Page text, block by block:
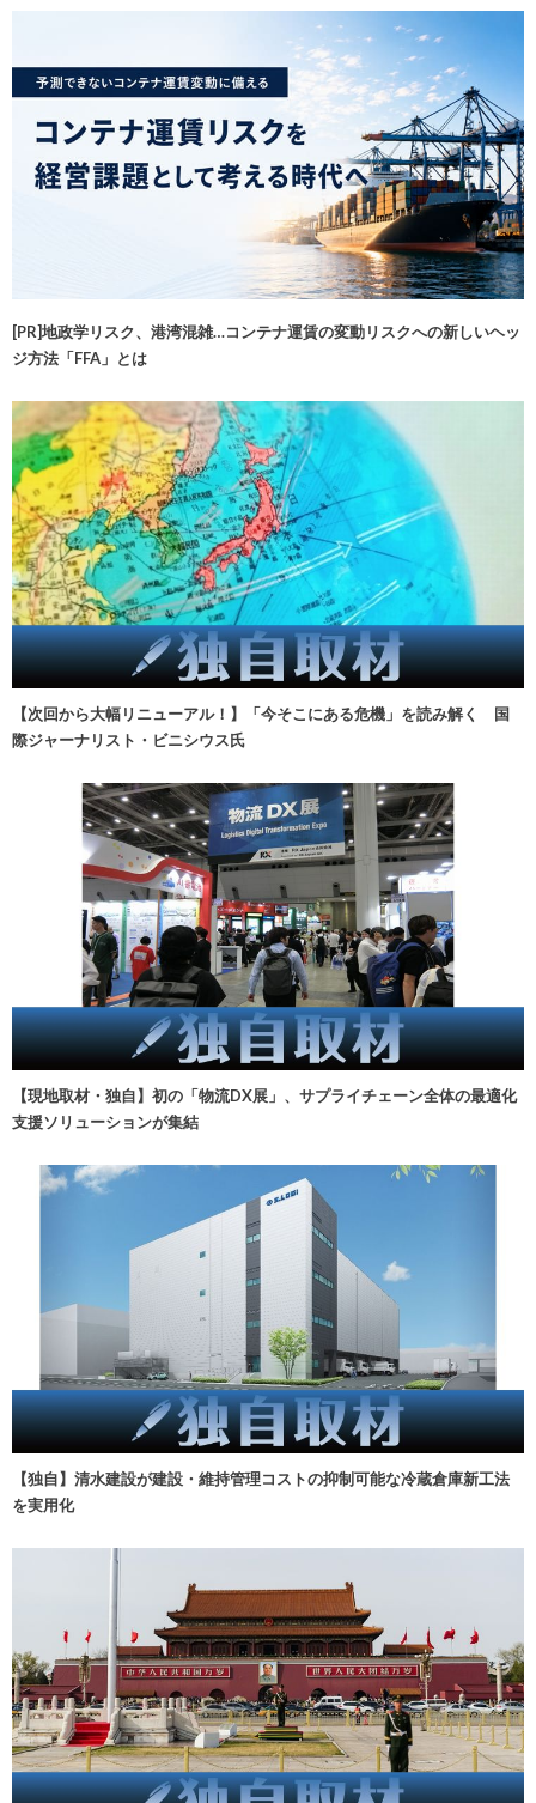
[PR]地政学リスク、港湾混雑…コンテナ運賃の変動リスクへの新しいヘッ
ジ方法「FFA」とは
【次回から大幅リニューアル！】「今そこにある危機」を読み解く 国
際ジャーナリスト・ビニシウス氏
【現地取材・独自】初の「物流DX展」、サプライチェーン全体の最適化
支援ソリューションが集結
【独自】清水建設が建設・維持管理コストの抑制可能な冷蔵倉庫新工法
を実用化